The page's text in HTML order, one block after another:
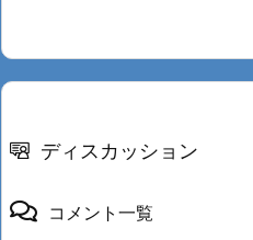
ディスカッション
コメント一覧